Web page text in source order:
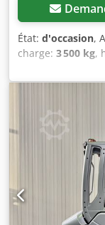
État: d'occasion,
charge: 3 500 kg,
Motorisation :
Hauteur de
Capacité de